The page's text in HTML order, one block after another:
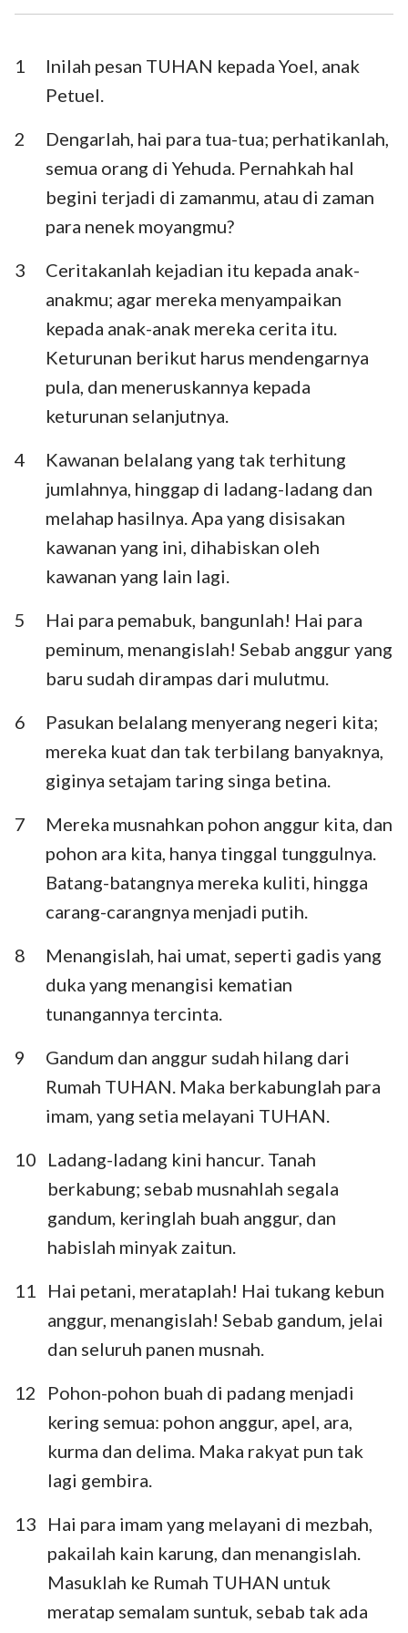
Ezra Nehemia
Ester Ayub
Mazmur
Pengkhotbah Kidung Agung
Yesaya Yeremia
Ratapan Yehezkiel
Daniel Hosea
Yoel Amos
Obaja Yunus
Mikha Nahum
Habakuk Zefanya
Hagai Zakharia
Maleakhi
1
Inilah pesan TUHAN kepada Yoel, anak
Petuel.
2
Dengarlah, hai para tua-tua; perhatikanlah,
semua orang di Yehuda. Pernahkah hal
begini terjadi di zamanmu, atau di zaman
para nenek moyangmu?
3
Ceritakanlah kejadian itu kepada anak-
anakmu; agar mereka menyampaikan
kepada anak-anak mereka cerita itu.
Keturunan berikut harus mendengarnya
pula, dan meneruskannya kepada
keturunan selanjutnya.
4
Kawanan belalang yang tak terhitung
jumlahnya, hinggap di ladang-ladang dan
melahap hasilnya. Apa yang disisakan
kawanan yang ini, dihabiskan oleh
kawanan yang lain lagi.
5
Hai para pemabuk, bangunlah! Hai para
peminum, menangislah! Sebab anggur yang
baru sudah dirampas dari mulutmu.
6
Pasukan belalang menyerang negeri kita;
mereka kuat dan tak terbilang banyaknya,
giginya setajam taring singa betina.
7
Mereka musnahkan pohon anggur kita, dan
pohon ara kita, hanya tinggal tunggulnya.
Batang-batangnya mereka kuliti, hingga
carang-carangnya menjadi putih.
8
Menangislah, hai umat, seperti gadis yang
duka yang menangisi kematian
tunangannya tercinta.
9
Gandum dan anggur sudah hilang dari
Rumah TUHAN. Maka berkabunglah para
imam, yang setia melayani TUHAN.
10
Ladang-ladang kini hancur. Tanah
berkabung; sebab musnahlah segala
gandum, keringlah buah anggur, dan
habislah minyak zaitun.
11
Hai petani, merataplah! Hai tukang kebun
anggur, menangislah! Sebab gandum, jelai
dan seluruh panen musnah.
12
Pohon-pohon buah di padang menjadi
kering semua: pohon anggur, apel, ara,
kurma dan delima. Maka rakyat pun tak
lagi gembira.
13
Hai para imam yang melayani di mezbah,
pakailah kain karung, dan menangislah.
Masuklah ke Rumah TUHAN untuk
meratap semalam suntuk, sebab tak ada